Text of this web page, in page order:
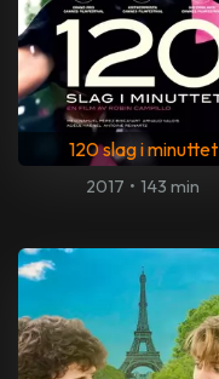
120 slag i minuttet
2017 • 143 min